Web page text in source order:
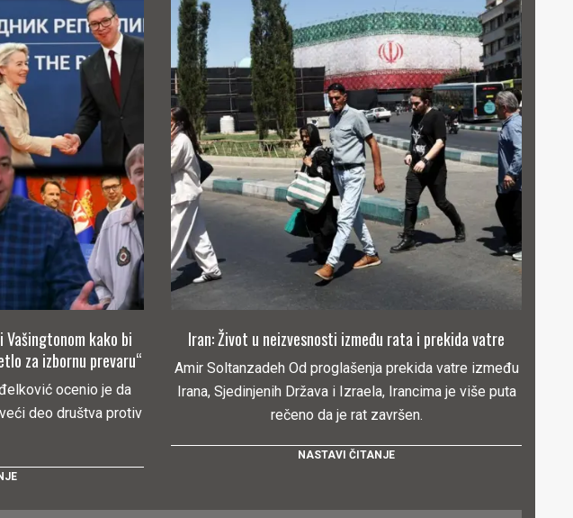
Vašingtonom kako bi
za izbornu prevaru“
ocenio je da
deo društva protiv
Iran: Život u neizvesnosti između rata i prekida vatre
Amir Soltanzadeh Od proglašenja prekida vatre između
Irana, Sjedinjenih Država i Izraela, Irancima je više puta
rečeno da je rat završen.
NASTAVI ČITANJE